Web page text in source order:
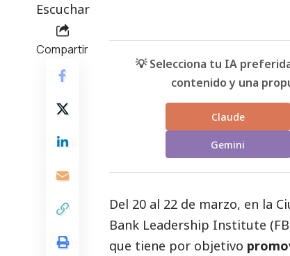
Escuchar
Compartir
💡 Selecciona tu IA
contenido y una
Claude
Gemini
Del 20 al 22 de marzo, en la
Bank Leadership Institute
que tiene por objetivo